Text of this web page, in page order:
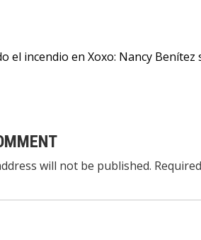
el incendio en Xoxo: Nancy
will not be published.